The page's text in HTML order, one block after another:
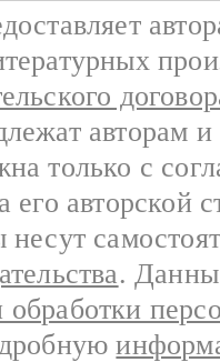
авторам
только с
его авторской
несут
.